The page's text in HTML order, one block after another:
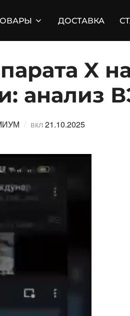
ДОСТАВКА
X
анализ
вклОпубликовано
21.10.2025